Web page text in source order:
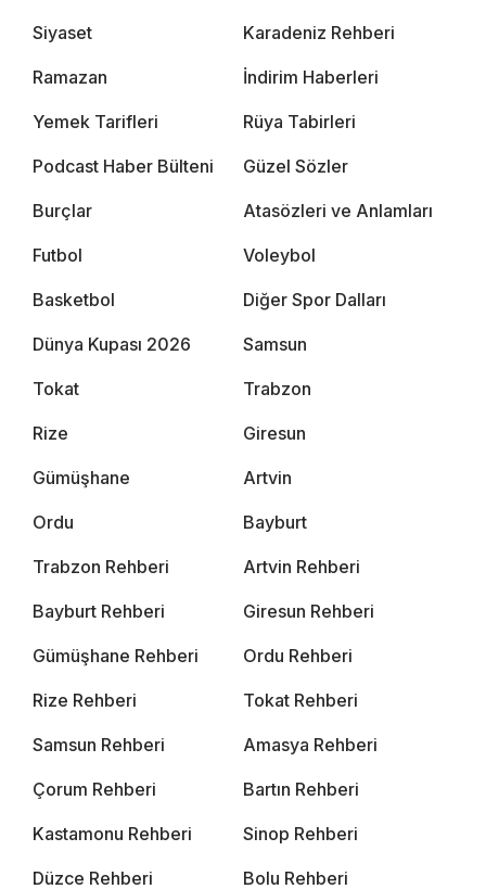
Siyaset Karadeniz Rehberi
Ramazan İndirim Haberleri
Yemek Tarifleri Rüya Tabirleri
Podcast Haber Bülteni Güzel Sözler
Burçlar Atasözleri ve Anlamları
Futbol Voleybol
Basketbol Diğer Spor Dalları
Dünya Kupası 2026 Samsun
Tokat Trabzon
Rize Giresun
Gümüşhane Artvin
Ordu Bayburt
Trabzon Rehberi Artvin Rehberi
Bayburt Rehberi Giresun Rehberi
Gümüşhane Rehberi Ordu Rehberi
Rize Rehberi Tokat Rehberi
Samsun Rehberi Amasya Rehberi
Çorum Rehberi Bartın Rehberi
Kastamonu Rehberi Sinop Rehberi
Düzce Rehberi Bolu Rehberi